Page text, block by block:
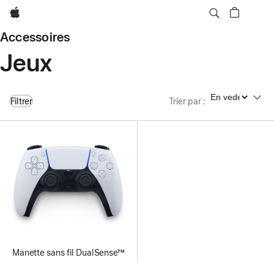
Apple
Accessoires
Jeux
Filtrer Trier par : Trier par
Manette sans fil DualSense™